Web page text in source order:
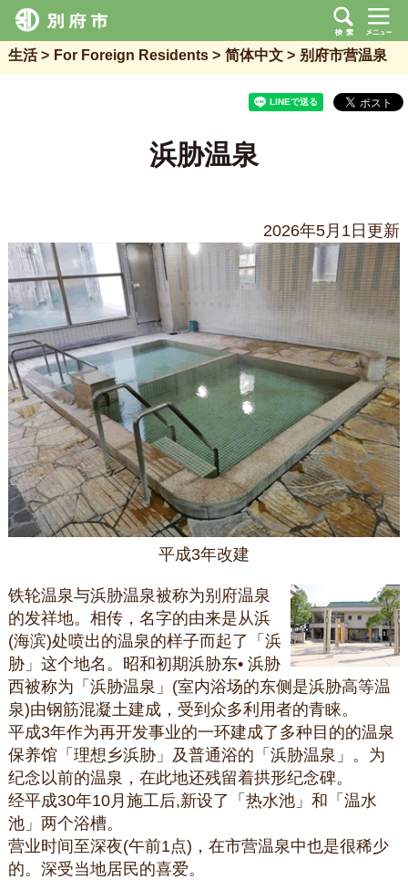
生活 For Foreign Residents 简体中文 别府市营温泉
浜胁温泉
2026年5月1日更新
平成3年改建
铁轮温泉与浜胁温泉被称为别府温泉
的发祥地。相传，名字的由来是从浜
(海滨)处喷出的温泉的样子而起了「浜
胁」这个地名。昭和初期浜胁东• 浜胁
西被称为「浜胁温泉」(室内浴场的东侧是浜胁高等温
泉)由钢筋混凝土建成，受到众多利用者的青睐。
平成3年作为再开发事业的一环建成了多种目的的温泉
保养馆「理想乡浜胁」及普通浴的「浜胁温泉」。为
纪念以前的温泉，在此地还残留着拱形纪念碑。
经平成30年10月施工后,新设了「热水池」和「温水
池」两个浴槽。
营业时间至深夜(午前1点)，在市营温泉中也是很稀少
的。深受当地居民的喜爱。